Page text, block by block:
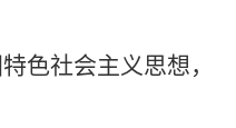
色社会主义思想，